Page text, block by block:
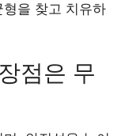
을 찾고 치유하
점은 무